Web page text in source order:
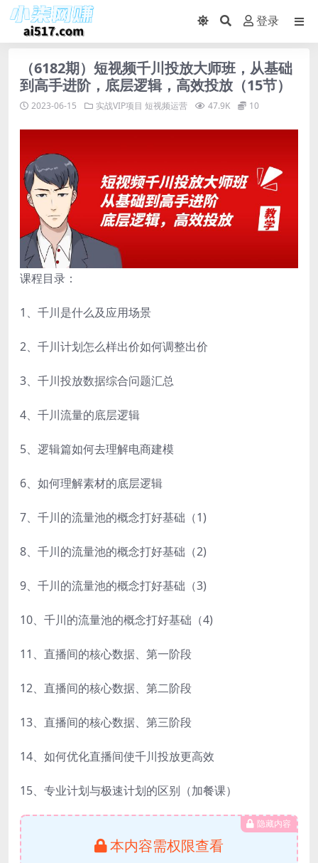
登录
（6182期）短视频千川投放大师班，从基础
到高手进阶，底层逻辑，高效投放（15节）
2023-06-15 实战VIP项目 短视频运营 47.9K 10
课程目录：
1、千川是什么及应用场景
2、千川计划怎么样出价如何调整出价
3、千川投放数据综合问题汇总
4、千川流量的底层逻辑
5、逻辑篇如何去理解电商建模
6、如何理解素材的底层逻辑
7、千川的流量池的概念打好基础（1)
8、千川的流量池的概念打好基础（2)
9、千川的流量池的概念打好基础（3)
10、千川的流量池的概念打好基础（4)
11、直播间的核心数据、第一阶段
12、直播间的核心数据、第二阶段
13、直播间的核心数据、第三阶段
14、如何优化直播间使千川投放更高效
15、专业计划与极速计划的区别（加餐课）
隐藏内容
本内容需权限查看